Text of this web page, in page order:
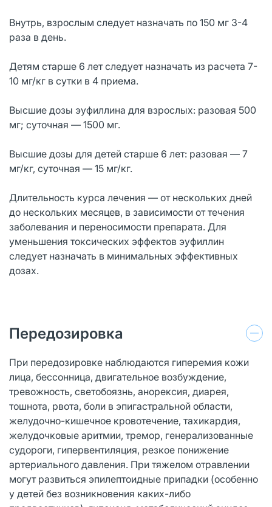
Внутрь, взрослым следует назначать по 150 мг 3-4
раза в день.
Детям старше 6 лет следует назначать из расчета 7-
10 мг/кг в сутки в 4 приема.
Высшие дозы эуфиллина для взрослых: разовая 500
мг; суточная — 1500 мг.
Высшие дозы для детей старше 6 лет: разовая — 7
мг/кг, суточная — 15 мг/кг.
Длительность курса лечения — от нескольких дней
до нескольких месяцев, в зависимости от течения
заболевания и переносимости препарата. Для
уменьшения токсических эффектов эуфиллин
следует назначать в минимальных эффективных
дозах.
Передозировка
При передозировке наблюдаются гиперемия кожи
лица, бессонница, двигательное возбуждение,
тревожность, светобоязнь, анорексия, диарея,
тошнота, рвота, боли в эпигастральной области,
желудочно-кишечное кровотечение, тахикардия,
желудочковые аритмии, тремор, генерализованные
судороги, гипервентиляция, резкое понижение
артериального давления. При тяжелом отравлении
могут развиться эпилептоидные припадки (особенно
у детей без возникновения каких-либо